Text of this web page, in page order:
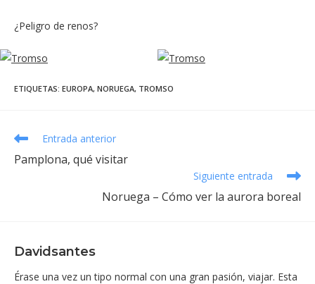
¿Peligro de renos?
ETIQUETAS: EUROPA, NORUEGA, TROMSO
Leer
artículos
Entrada anterior
Pamplona, qué visitar
Siguiente entrada
Noruega – Cómo ver la aurora boreal
Davidsantes
Érase una vez un tipo normal con una gran pasión, viajar. Esta